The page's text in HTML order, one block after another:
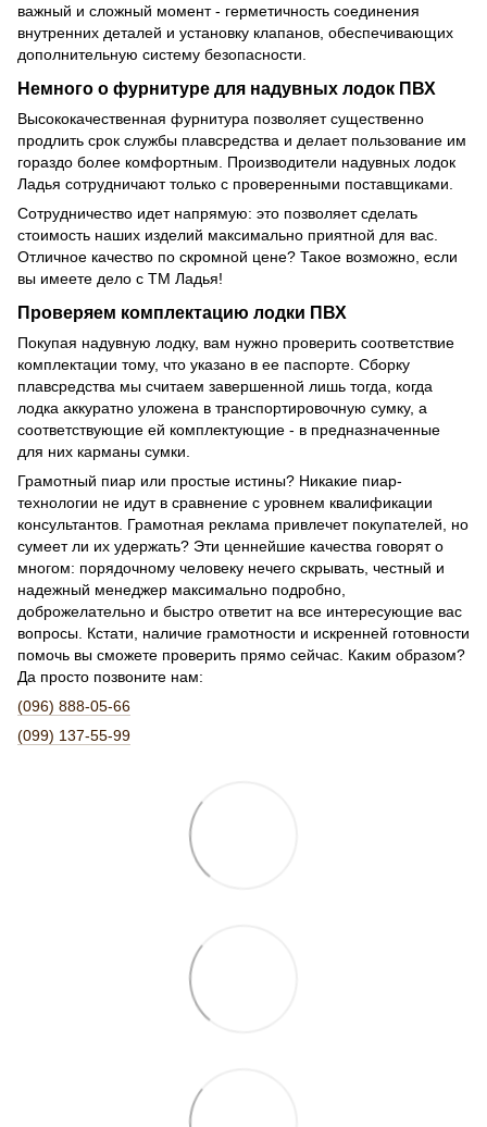
важный и сложный момент - герметичность соединения
внутренних деталей и установку клапанов, обеспечивающих
дополнительную систему безопасности.
Немного о фурнитуре для надувных лодок ПВХ
Высококачественная фурнитура позволяет существенно
продлить срок службы плавсредства и делает пользование им
гораздо более комфортным. Производители надувных лодок
Ладья сотрудничают только с проверенными поставщиками.
Сотрудничество идет напрямую: это позволяет сделать
стоимость наших изделий максимально приятной для вас.
Отличное качество по скромной цене? Такое возможно, если
вы имеете дело с ТМ Ладья!
Проверяем комплектацию лодки ПВХ
Покупая надувную лодку, вам нужно проверить соответствие
комплектации тому, что указано в ее паспорте. Сборку
плавсредства мы считаем завершенной лишь тогда, когда
лодка аккуратно уложена в транспортировочную сумку, а
соответствующие ей комплектующие - в предназначенные
для них карманы сумки.
Грамотный пиар или простые истины? Никакие пиар-
технологии не идут в сравнение с уровнем квалификации
консультантов. Грамотная реклама привлечет покупателей, но
сумеет ли их удержать? Эти ценнейшие качества говорят о
многом: порядочному человеку нечего скрывать, честный и
надежный менеджер максимально подробно,
доброжелательно и быстро ответит на все интересующие вас
вопросы. Кстати, наличие грамотности и искренней готовности
помочь вы сможете проверить прямо сейчас. Каким образом?
Да просто позвоните нам:
(096) 888-05-66
(099) 137-55-99